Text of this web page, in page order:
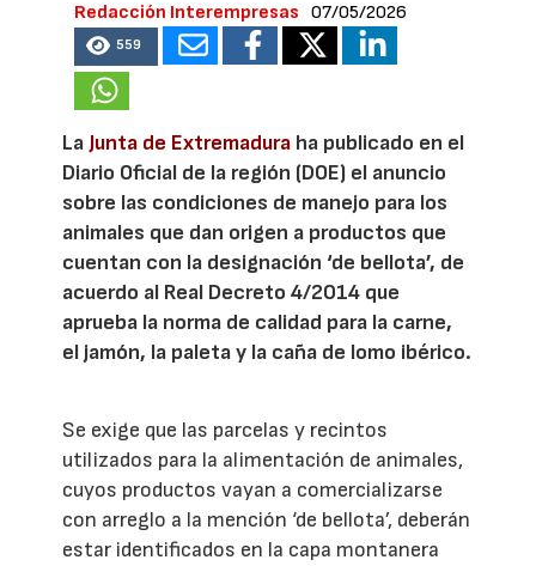
Redacción Interempresas 07/05/2026
559
LaJunta de Extremadura ha publicado en el
Diario Oficial de la región (DOE) el anuncio
sobre las condiciones de manejo para los
animales que dan origen a productos que
cuentan con la designación ‘de bellota’, de
acuerdo al Real Decreto 4/2014 que
aprueba la norma de calidad para la carne,
el jamón, la paleta y la caña de lomo ibérico.
Se exige que las parcelas y recintos
utilizados para la alimentación de animales,
cuyos productos vayan a comercializarse
con arreglo a la mención ‘de bellota’, deberán
estar identificados en la capa montanera